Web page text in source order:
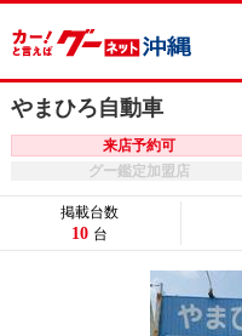
やまひろ自動車
来店予約可
グー鑑定加盟店
掲載台数
10 台